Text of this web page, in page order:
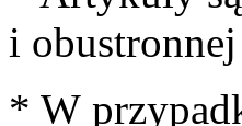
i
* W